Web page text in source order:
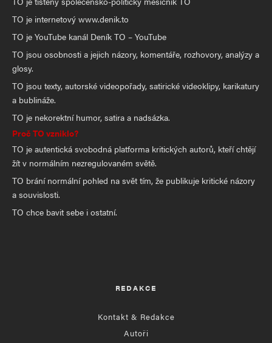
TO je internetový www.denik.to
TO je YouTube kanál Deník TO – YouTube
TO jsou osobnosti a jejich názory, komentáře, rozhovory, analýzy a
glosy.
TO jsou texty, autorské videopořady, satirické videoklipy, karikatury
a bublináže.
TO je nekorektní humor, satira a nadsázka.
Proč TO vzniklo?
TO je autentická svobodná platforma kritických autorů, kteří chtějí
žít v normálním nezregulovaném světě.
TO brání normální pohled na svět tím, že publikuje kritické názory
a souvislosti.
TO chce bavit sebe i ostatní.
REDAKCE
Kontakt & Redakce
Autoři